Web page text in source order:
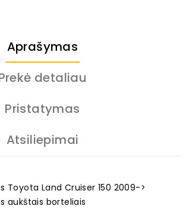
Aprašymas
detaliau
Pristatymas
Atsiliepimai
Toyota Land Cruiser 150 2009->
aukštais borteliais